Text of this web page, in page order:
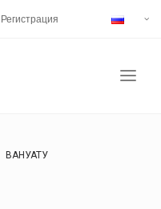
Регистрация
ВАНУАТУ